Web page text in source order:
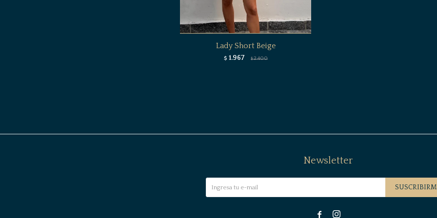
Lady Short Beige
$ 1.967 $ 2.400
Newsletter
 